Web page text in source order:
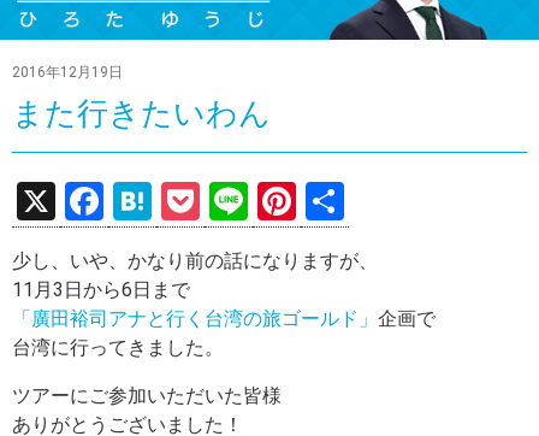
2016年12月19日
また行きたいわん
X
F
a
ce
b
o
o
H
at
e
n
a
P
o
ck
et
Li
n
e
Pi
nt
er
es
有
少し、いや、かなり前の話になりますが、
11月3日から6日まで
「廣田裕司アナと行く台湾の旅ゴールド」 企画で
台湾に行ってきました。
ツアーにご参加いただいた皆様
ありがとうございました！